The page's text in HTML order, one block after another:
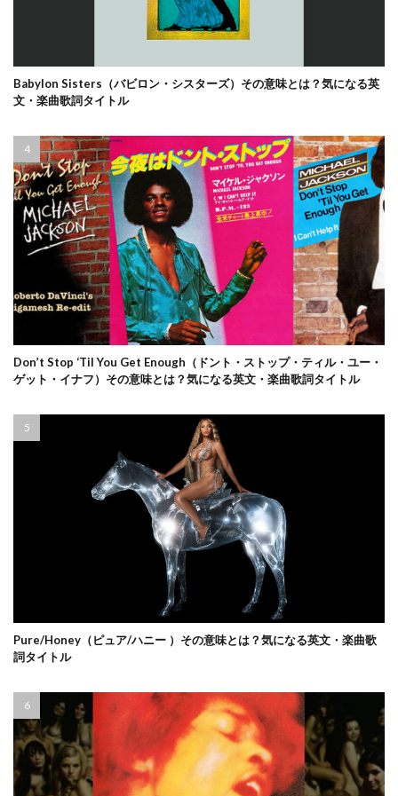
Babylon Sisters（バビロン・シスターズ）その意味とは？気になる英
文・楽曲歌詞タイトル
Don’t Stop ‘Til You Get Enough（ドント・ストップ・ティル・ユー・
ゲット・イナフ）その意味とは？気になる英文・楽曲歌詞タイトル
Pure/Honey（ピュア/ハニー ）その意味とは？気になる英文・楽曲歌
詞タイトル